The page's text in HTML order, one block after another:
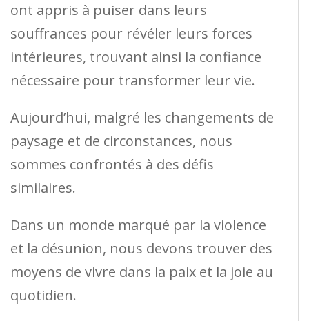
ont appris à puiser dans leurs
souffrances pour révéler leurs forces
intérieures, trouvant ainsi la confiance
nécessaire pour transformer leur vie.
Aujourd’hui, malgré les changements de
paysage et de circonstances, nous
sommes confrontés à des défis
similaires.
Dans un monde marqué par la violence
et la désunion, nous devons trouver des
moyens de vivre dans la paix et la joie au
quotidien.